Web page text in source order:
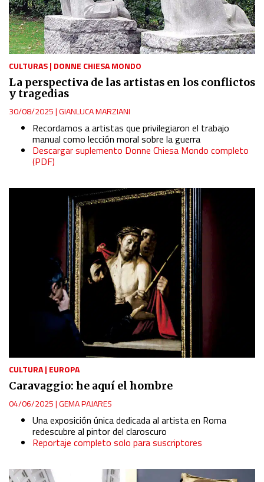
CULTURAS| DONNE CHIESA MONDO
La perspectiva de las artistas en los conflictos
y tragedias
30/08/2025|GIANLUCA MARZIANI
Recordamos a artistas que privilegiaron el trabajo
manual como lección moral sobre la guerra
Descargar suplemento Donne Chiesa Mondo completo
(PDF)
CULTURA| EUROPA
Caravaggio: he aquí el hombre
04/06/2025|GEMA PAJARES
Una exposición única dedicada al artista en Roma
redescubre al pintor del claroscuro
Reportaje completo solo para suscriptores